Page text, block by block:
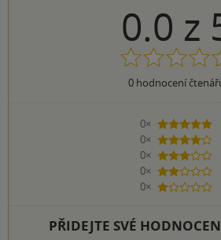
0.0 z
0hodnocení
0×
5
0×
4
0×
3 hvězdičky
0×
2 hvězdičky
0×
1 hvezdička
PŘIDEJTE SVÉ